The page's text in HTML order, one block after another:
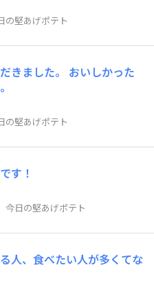
しながら考えてみてくださ
して違和感なく受け入れて
メル） 初夏（5-6月ご
っぽい味、鍋など） さ
い味はある
はどんな味
の堅あげポテト
きました。 おいしかった
の堅あげポテト
す！
今日の堅あげポテト
人、食べたい人が多くてな